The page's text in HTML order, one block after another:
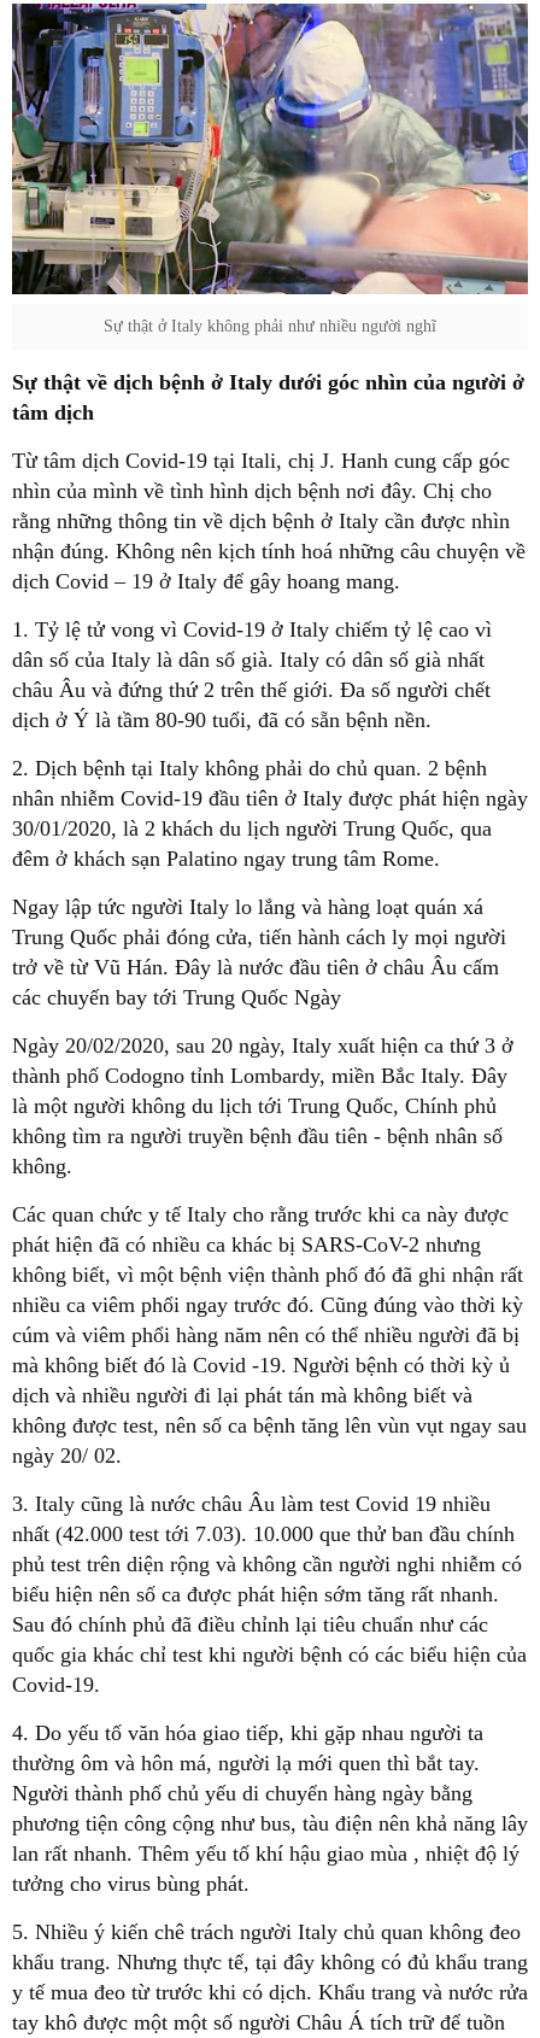
Sự thật ở Italy không phải như nhiều người nghĩ
Sự thật về dịch bệnh ở Italy dưới góc nhìn của người ở
tâm dịch
Từ tâm dịch Covid-19 tại Itali, chị J. Hanh cung cấp góc
nhìn của mình về tình hình dịch bệnh nơi đây. Chị cho
rằng những thông tin về dịch bệnh ở Italy cần được nhìn
nhận đúng. Không nên kịch tính hoá những câu chuyện về
dịch Covid – 19 ở Italy để gây hoang mang.
1. Tỷ lệ tử vong vì Covid-19 ở Italy chiếm tỷ lệ cao vì
dân số của Italy là dân số già. Italy có dân số già nhất
châu Âu và đứng thứ 2 trên thế giới. Đa số người chết
dịch ở Ý là tầm 80-90 tuổi, đã có sẵn bệnh nền.
2. Dịch bệnh tại Italy không phải do chủ quan. 2 bệnh
nhân nhiễm Covid-19 đầu tiên ở Italy được phát hiện ngày
30/01/2020, là 2 khách du lịch người Trung Quốc, qua
đêm ở khách sạn Palatino ngay trung tâm Rome.
Ngay lập tức người Italy lo lắng và hàng loạt quán xá
Trung Quốc phải đóng cửa, tiến hành cách ly mọi người
trở về từ Vũ Hán. Đây là nước đầu tiên ở châu Âu cấm
các chuyến bay tới Trung Quốc Ngày
Ngày 20/02/2020, sau 20 ngày, Italy xuất hiện ca thứ 3 ở
thành phố Codogno tỉnh Lombardy, miền Bắc Italy. Đây
là một người không du lịch tới Trung Quốc, Chính phủ
không tìm ra người truyền bệnh đầu tiên - bệnh nhân số
không.
Các quan chức y tế Italy cho rằng trước khi ca này được
phát hiện đã có nhiều ca khác bị SARS-CoV-2 nhưng
không biết, vì một bệnh viện thành phố đó đã ghi nhận rất
nhiều ca viêm phổi ngay trước đó. Cũng đúng vào thời kỳ
cúm và viêm phổi hàng năm nên có thể nhiều người đã bị
mà không biết đó là Covid -19. Người bệnh có thời kỳ ủ
dịch và nhiều người đi lại phát tán mà không biết và
không được test, nên số ca bệnh tăng lên vùn vụt ngay sau
ngày 20/ 02.
3. Italy cũng là nước châu Âu làm test Covid 19 nhiều
nhất (42.000 test tới 7.03). 10.000 que thử ban đầu chính
phủ test trên diện rộng và không cần người nghi nhiễm có
biểu hiện nên số ca được phát hiện sớm tăng rất nhanh.
Sau đó chính phủ đã điều chỉnh lại tiêu chuẩn như các
quốc gia khác chỉ test khi người bệnh có các biểu hiện của
Covid-19.
4. Do yếu tố văn hóa giao tiếp, khi gặp nhau người ta
thường ôm và hôn má, người lạ mới quen thì bắt tay.
Người thành phố chủ yếu di chuyển hàng ngày bằng
phương tiện công cộng như bus, tàu điện nên khả năng lây
lan rất nhanh. Thêm yếu tố khí hậu giao mùa , nhiệt độ lý
tưởng cho virus bùng phát.
5. Nhiều ý kiến chê trách người Italy chủ quan không đeo
khẩu trang. Nhưng thực tế, tại đây không có đủ khẩu trang
y tế mua đeo từ trước khi có dịch. Khẩu trang và nước rửa
tay khô được một một số người Châu Á tích trữ để tuồn